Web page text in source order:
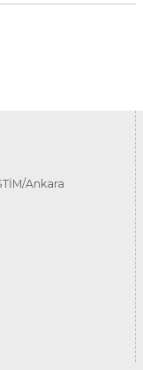
Ankara